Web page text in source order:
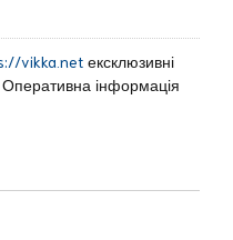
vikka.net ексклюзивні
Оперативна інформація